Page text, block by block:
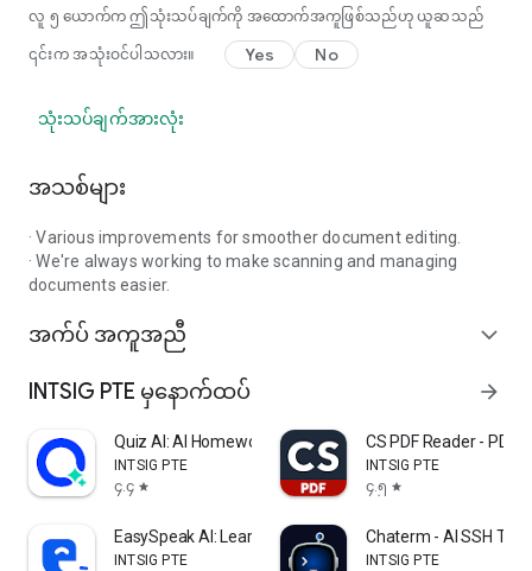
လူ ၅ ယောက်က ဤသုံးသပ်ချက်ကို အထောက်အကူဖြစ်သည်ဟု ယူဆသည်
၎င်းက အသုံးဝင်ပါသလား။ Yes No
သုံးသပ်ချက်အားလုံး
အသစ်များ
· Various improvements for smoother document editing.
· We're always working to make scanning and managing
documents easier.
အက်ပ် အကူအညီ expand_more
INTSIG PTE မှနောက်ထပ် arrow_forward
Quiz AI: AI Homework Helper
INTSIG PTE
၄.၄ star
CS PDF Reader - PDF
INTSIG PTE
၄.၅ star
EasySpeak AI: Learn English
INTSIG PTE
Chaterm - AI SSH
INTSIG PTE